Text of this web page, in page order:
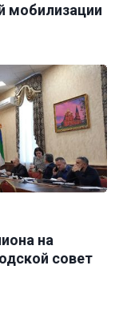
мобилизации
на
совет